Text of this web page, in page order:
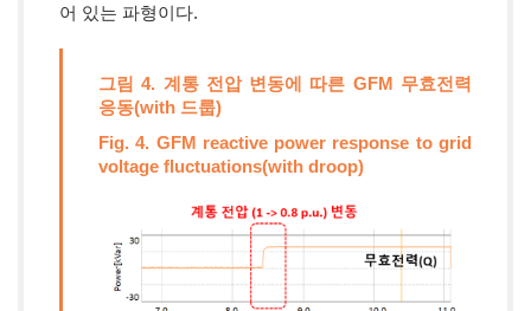
어 있는 파형이다.
그림 4. 계통 전압 변동에 따른 GFM 무효전력
응동(with 드룹)
Fig. 4. GFM reactive power response to grid
voltage fluctuations(with droop)